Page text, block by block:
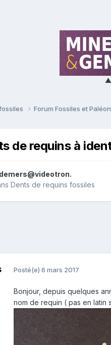
▲
Forum Fossiles et
de requins à
Dents de requins fossiles
Posté(e) 6 mars 2017
Bonjour, depuis quelques
nom de requin ( pas en latin